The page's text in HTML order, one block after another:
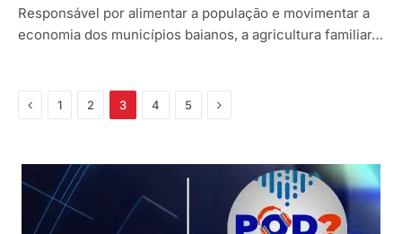
Responsável por alimentar a população e movimentar a
economia dos municípios baianos, a agricultura familiar…
Anterior
1 2 3 4 5 Próximo